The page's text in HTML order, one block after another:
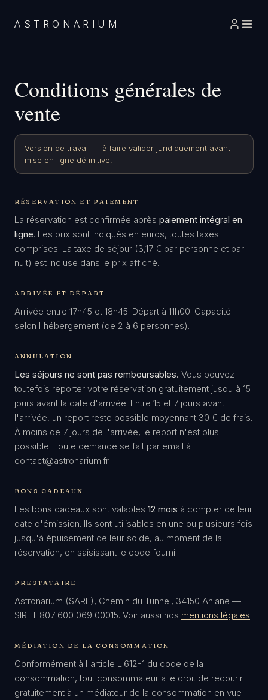
ASTRONARIUM
Conditions générales de
vente
Version de travail — à faire valider juridiquement avant
mise en ligne définitive.
RÉSERVATION ET PAIEMENT
La réservation est confirmée après paiement intégral en
ligne. Les prix sont indiqués en euros, toutes taxes
comprises. La taxe de séjour (3,17 € par personne et par
nuit) est incluse dans le prix affiché.
ARRIVÉE ET DÉPART
Arrivée entre 17h45 et 18h45. Départ à 11h00. Capacité
selon l'hébergement (de 2 à 6 personnes).
ANNULATION
Les séjours ne sont pas remboursables. Vous pouvez
toutefois reporter votre réservation gratuitement jusqu'à 15
jours avant la date d'arrivée. Entre 15 et 7 jours avant
l'arrivée, un report reste possible moyennant 30 € de frais.
À moins de 7 jours de l'arrivée, le report n'est plus
possible. Toute demande se fait par email à
contact@astronarium.fr.
BONS CADEAUX
Les bons cadeaux sont valables 12 mois à compter de leur
date d'émission. Ils sont utilisables en une ou plusieurs fois
jusqu'à épuisement de leur solde, au moment de la
réservation, en saisissant le code fourni.
PRESTATAIRE
Astronarium (SARL), Chemin du Tunnel, 34150 Aniane —
SIRET 807 600 069 00015. Voir aussi nos mentions légales.
MÉDIATION DE LA CONSOMMATION
Conformément à l'article L.612-1 du code de la
consommation, tout consommateur a le droit de recourir
gratuitement à un médiateur de la consommation en vue